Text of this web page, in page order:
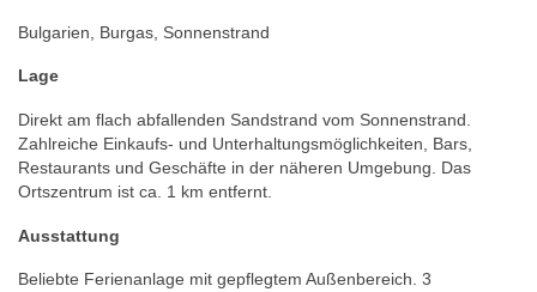
Bulgarien, Burgas, Sonnenstrand
Lage
Direkt am flach abfallenden Sandstrand vom Sonnenstrand.
Zahlreiche Einkaufs- und Unterhaltungsmöglichkeiten, Bars,
Restaurants und Geschäfte in der näheren Umgebung. Das
Ortszentrum ist ca. 1 km entfernt.
Ausstattung
Beliebte Ferienanlage mit gepflegtem Außenbereich. 3